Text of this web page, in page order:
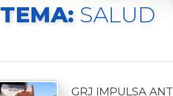
TEMA: SALUD
GRJ IMPULSA